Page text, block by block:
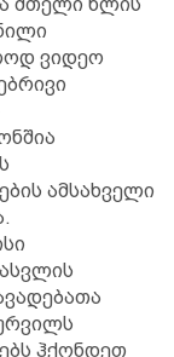
მთელი წლის
ვიდეო
ამსახველი
ჰქონდეთ